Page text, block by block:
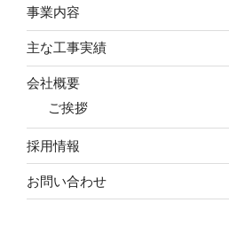
事業内容
主な工事実績
会社概要
ご挨拶
採用情報
お問い合わせ